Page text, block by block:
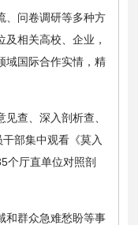
、问卷调研等多种方
相关高校、企业，
域国际合作实情，精
查、深入剖析查、
部集中观看《莫入
个厅直单位对照剖
和群众急难愁盼等事